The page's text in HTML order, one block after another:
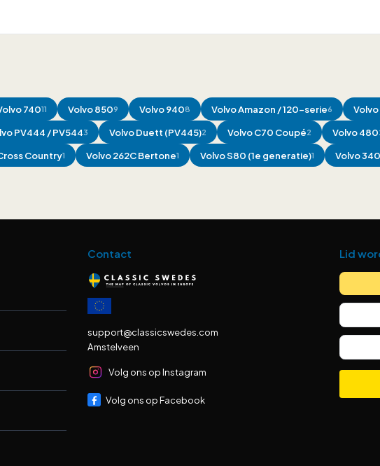
74011 Volvo8509 Volvo9408 VolvoAmazon / 120-serie6 Volvo
PV444 / PV5443 VolvoDuett (PV445)2 VolvoC70 Coupé2 Volvo480
Country1 Volvo262C Bertone1 VolvoS80 (1e generatie)1 Volvo
Contact
support@classicswedes.com
Amstelveen
Volg ons op Instagram
Volg ons op Facebook
Lid